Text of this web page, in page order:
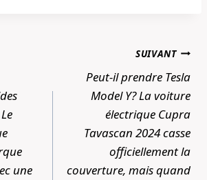
une
SUIVANT
Peut-il prendre Tesla
Model Y? La voiture
électrique Cupra
Tavascan 2024 casse
officiellement la
couverture, mais quand